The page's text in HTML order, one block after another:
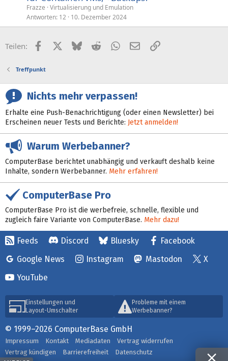
Frazze Virtualisierung und Emulation
Antworten 12 10. Dezember 2024
Teilen: FacebookX (Twitter)
BlueskyRedditWhatsApp
E-MailLink
Treffpunkt
Nichts mehr verpassen!
Erhalte eine Push-Benachrichtigung (oder einen Newsletter) bei
Erscheinen neuer Tests und Berichte: Jetzt anmelden!
Warum Werbebanner?
ComputerBase berichtet unabhängig und verkauft deshalb keine
Inhalte, sondern Werbebanner. Mehr erfahren!
ComputerBase Pro
ComputerBase Pro ist die werbefreie, schnelle, flexible und
zugleich faire Variante von ComputerBase. Mehr dazu!
Feeds Discord Bluesky
Facebook
Google News
Instagram Mastodon
X
YouTube
Einstellungen und
Layout-Umschalter
Probleme mit einem
Werbebanner?
© 1999–2026 ComputerBase GmbH
Impressum Kontakt Mediadaten
Vertrag widerrufen
Vertrag kündigen
Barrierefreiheit Datenschutz